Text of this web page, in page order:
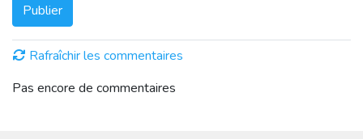
Publier
Rafraîchir les commentaires
Pas encore de commentaires